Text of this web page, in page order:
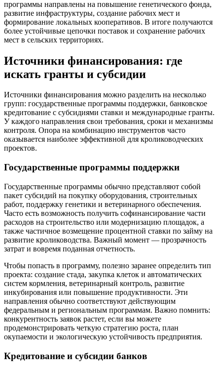
программы направлены на повышение генетического фонда,
развитие инфраструктуры, создание рабочих мест и
формирование локальных кооперативов. В итоге получаются
более устойчивые цепочки поставок и сохранение рабочих
мест в сельских территориях.
Источники финансирования: где
искать гранты и субсидии
Источники финансирования можно разделить на несколько
групп: государственные программы поддержки, банковское
кредитование с субсидиями ставки и международные гранты.
У каждого направления свои требования, сроки и механизмы
контроля. Опора на комбинацию инструментов часто
оказывается наиболее эффективной для кролиководческих
проектов.
Государственные программы поддержки
Государственные программы обычно представляют собой
пакет субсидий на покупку оборудования, строительных
работ, поддержку генетики и ветеринарного обеспечения.
Часто есть возможность получить софинансирование части
расходов на строительство или модернизацию площадок, а
также частичное возмещение процентной ставки по займу на
развитие кролиководства. Важный момент — прозрачность
затрат и вовремя поданная отчетность.
Чтобы попасть в программу, полезно заранее определить тип
проекта: создание стада, закупка клеток и автоматических
систем кормления, ветеринарный контроль, развитие
инкубирования или повышение продуктивности. Эти
направления обычно соответствуют действующим
федеральным и региональным программам. Важно помнить:
конкурентность заявок растет, если вы можете
продемонстрировать четкую стратегию роста, план
окупаемости и экологическую устойчивость предприятия.
Кредитование и субсидии банков